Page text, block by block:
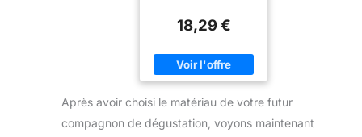
18,29 €
Après avoir choisi le matériau de votre futur
compagnon de dégustation, voyons maintenant